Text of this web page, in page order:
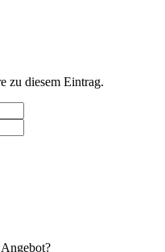
zu diesem Eintrag.